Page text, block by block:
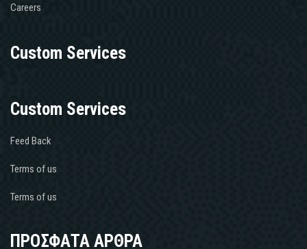
Careers
Custom Services
Custom Services
Feed Back
Terms of us
Terms of us
ΠΡΟΣΦΑΤΑ ΑΡΘΡΑ